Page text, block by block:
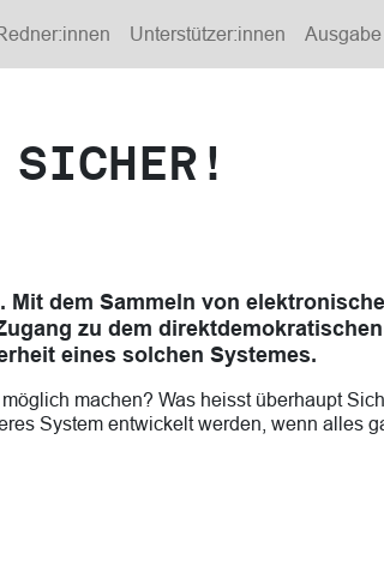
Unterstützer:innen Ausgabe
dem Sammeln von
zu dem
eines solchen Systemes.
machen? Was heisst überhaupt
System entwickelt werden, wenn alles